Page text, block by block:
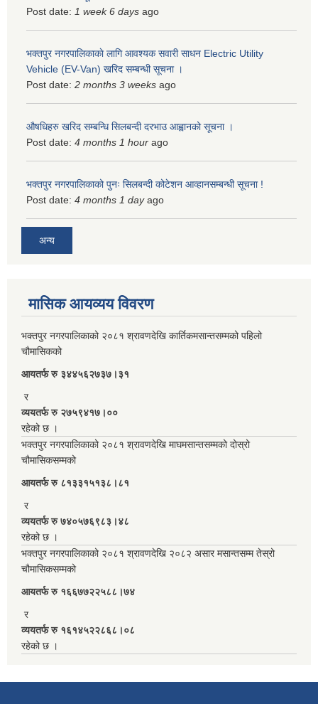
Post date: 1 week 6 days ago
भक्तपुर नगरपालिकाकाे लागि आवश्यक सवारी साधन Electric Utility
Vehicle (EV-Van) खरिद सम्बन्धी सूचना ।
Post date: 2 months 3 weeks ago
औषधिहरु खरिद सम्बन्धि सिलबन्दी दरभाउ आह्वानको सूचना ।
Post date: 4 months 1 hour ago
भक्तपुर नगरपालिकाको पुनः सिलबन्दी कोटेशन आव्हानसम्बन्धी सूचना !
Post date: 4 months 1 dayago
अन्य
मासिक आयव्यय विवरण
भक्तपुर नगरपालिकाको २०८१ श्रावणदेखि कार्तिकमसान्तसम्मको पहिलो
चौमासिकको
आयतर्फ रु‌ ३४४५६२७३७।३१
र
व्ययतर्फ रु २७५९४१७।००
रहेको छ ।
भक्तपुर नगरपालिकाको २०८१ श्रावणदेखि माघमसान्तसम्मको दोस्रो
चौमासिकसम्मको
आयतर्फ रु‌ ८१३३१५१३८।८१
र
व्ययतर्फ रु ७४०५७६९८३।४८
रहेको छ ।
भक्तपुर नगरपालिकाको २०८१ श्रावणदेखि २०८२ असार मसान्तसम्म तेस्रो
चौमासिकसम्मको
आयतर्फ रु‌ १६६७७२२५८८।७४
र
व्ययतर्फ रु १६१४५२२८६८।०८
रहेको छ ।